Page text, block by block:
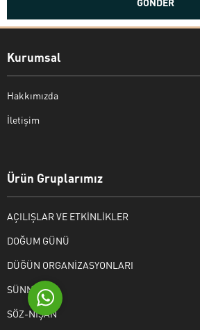
Kurumsal
Hakkımızda
İletişim
Ürün Gruplarımız
AÇILIŞLAR VE ETKİNLİKLER
DOĞUM GÜNÜ
DÜĞÜN ORGANİZASYONLARI
SÜNNET
SÖZ-NİŞAN